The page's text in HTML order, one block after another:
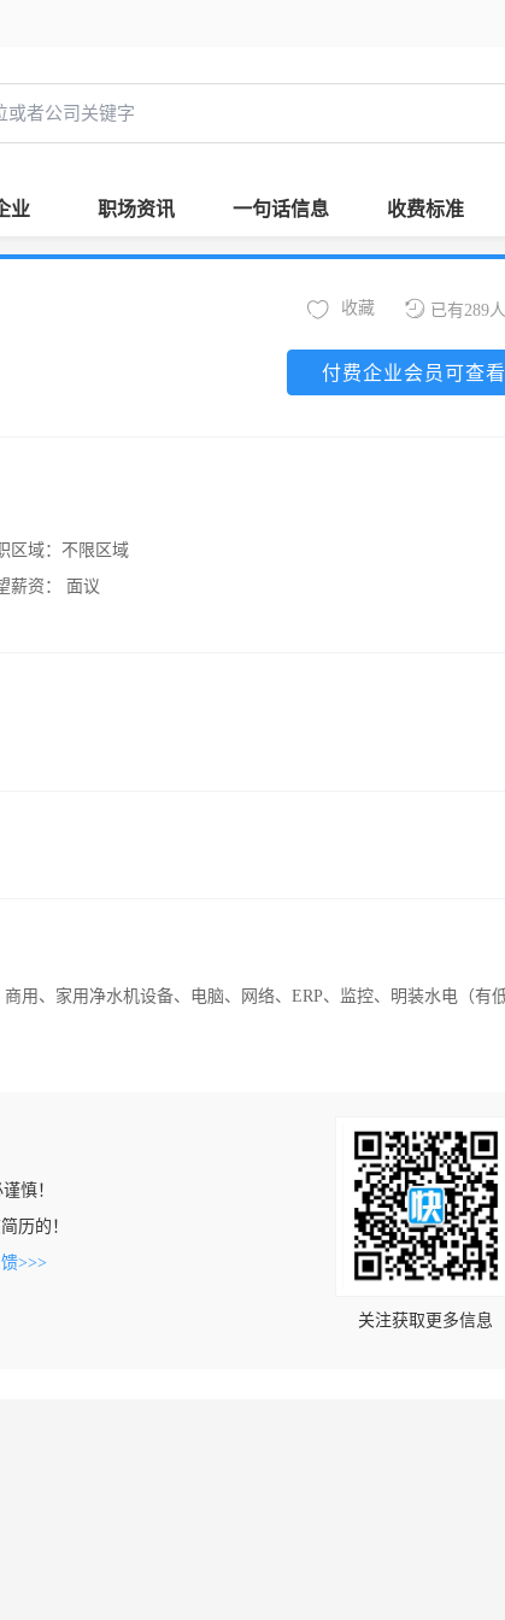
业 职场资讯 一句话信息 收费标准
已有289
收藏
付费企业会员可查看
区域： 不限区域
薪资：
面议
用、家用净水机设备、电脑、网络、ERP、监控、明装水电（有
慎！
历的！
>>>
关注获取更多信息